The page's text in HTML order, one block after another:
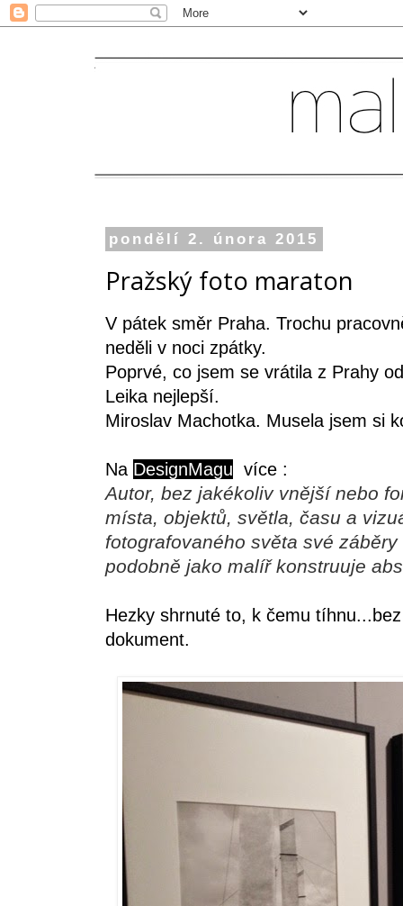
pondělí 2. února 2015
Pražský foto maraton
V pátek směr Praha. Trochu
neděli v noci zpátky.
Poprvé, co jsem se vrátila z Prahy
Leika nejlepší.
Miroslav Machotka. Musela jsem si
Na DesignMagu více :
Autor, bez jakékoliv vnější nebo
místa, objektů, světla, času a
fotografovaného světa své
podobně jako malíř konstruuje
Hezky shrnuté to, k čemu
dokument.